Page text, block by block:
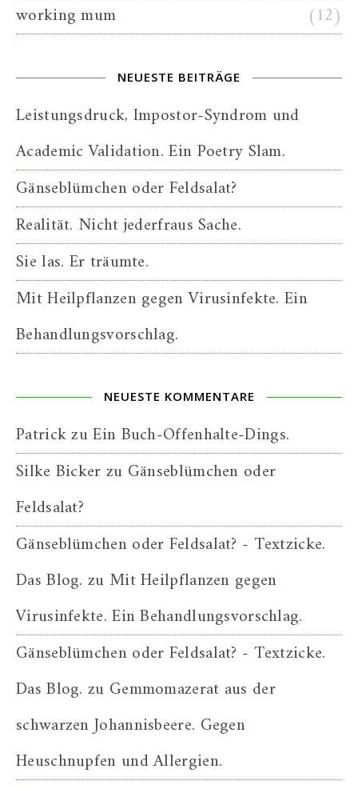
working mum
(12)
NEUESTE BEITRÄGE
Leistungsdruck, Impostor-Syndrom und
Academic Validation. Ein Poetry Slam.
Gänseblümchen oder Feldsalat?
Realität. Nicht jederfraus Sache.
Sie las. Er träumte.
Mit Heilpflanzen gegen Virusinfekte. Ein
Behandlungsvorschlag.
NEUESTE KOMMENTARE
PatrickzuEin Buch-Offenhalte-Dings.
Silke Bickerzu Gänseblümchen oder
Feldsalat?
Gänseblümchen oder Feldsalat? - Textzicke.
Das Blog. zu Mit Heilpflanzen gegen
Virusinfekte. Ein Behandlungsvorschlag.
Gänseblümchen oder Feldsalat? - Textzicke.
Das Blog. zu Gemmomazerat aus der
schwarzen Johannisbeere. Gegen
Heuschnupfen und Allergien.